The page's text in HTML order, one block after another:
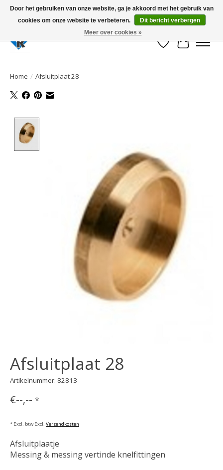
Large selection of products and fast shipping!
Verlanglijst
Home / Afsluitplaat 28
Afsluitplaat 28
Artikelnummer: 82813
€--,-- *
* Excl. btw Excl. Verzendkosten
Afsluitplaatje
Messing & messing vertinde knelfittingen
Door het gebruiken van onze website, ga je akkoord met het gebruik van
cookies om onze website te verbeteren.
Dit bericht verbergen
Meer over cookies »